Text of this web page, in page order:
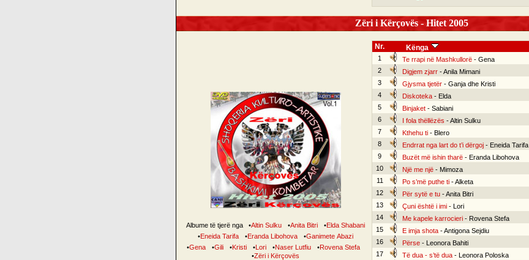
Zëri i Kërçovës - Hitet 2005
Albume të tjerë nga •Altin Sulku •Anita Bitri •Elda Shabani
•Eneida Tarifa •Eranda Libohova •Ganimete Abazi
•Gena •Gili •Kristi •Lori •Naser Lutfiu •Rovena Stefa
•Zëri i Kërçovës
Nr. Kënga
1 Te rrapi në Mashkullorë- Gena
2
Digjem zjarr- Anila Mimani
3
Gjysma tjetër- Ganja dhe Kristi
4
Diskoteka- Elda
5
Binjaket- Sabiani
6
I fola thëllëzës - Altin Sulku
7
Kthehu ti- Blero
8
Endrrat nga lart do t’i dërgoj- Eneida Tarifa
9
Buzët më ishin tharë- Eranda Libohova
10
Një me një- Mimoza
11
Po s’më puthe ti- Alketa
12
Për sytë e tu- Anita Bitri
13
Çuni është i imi- Lori
14
Me kapele karrocieri- Rovena Stefa
15
E imja shota- Antigona Sejdiu
16
Përse- Leonora Bahiti
17
Të dua - s’të dua- Leonora Poloska